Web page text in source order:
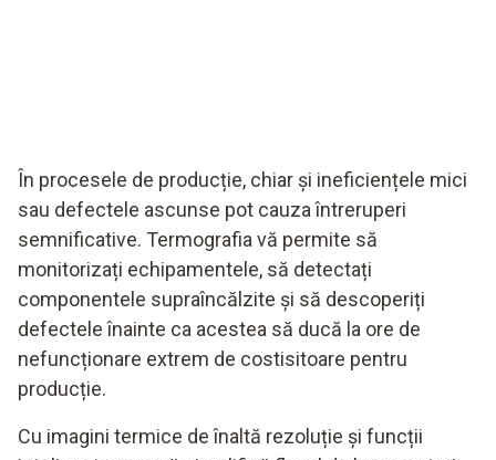
În procesele de producție, chiar și ineficiențele mici
sau defectele ascunse pot cauza întreruperi
semnificative. Termografia vă permite să
monitorizați echipamentele, să detectați
componentele supraîncălzite și să descoperiți
defectele înainte ca acestea să ducă la ore de
nefuncționare extrem de costisitoare pentru
producție.
Cu imagini termice de înaltă rezoluție și funcții